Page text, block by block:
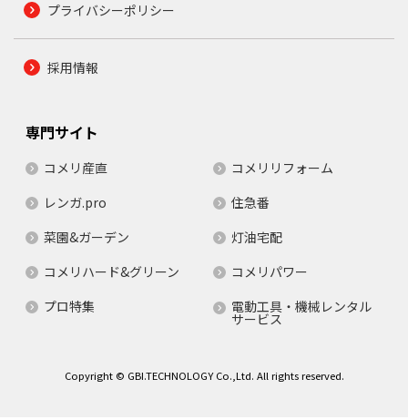
プライバシーポリシー
採用情報
専門サイト
コメリ産直
コメリリフォーム
レンガ.pro
住急番
菜園&ガーデン
灯油宅配
コメリハード&グリーン
コメリパワー
プロ特集
電動工具・機械レンタル
サービス
Copyright © GBI.TECHNOLOGY Co.,Ltd. All rights reserved.